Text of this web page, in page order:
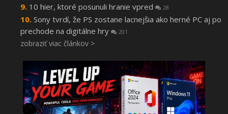
10 hier, ktoré posunuli hranie vpred 28
Sony tvrdí, že PS zostane lacnejšia ako herné PC aj po
prechode na digitálne hry
201
zobraziť viac článkov >